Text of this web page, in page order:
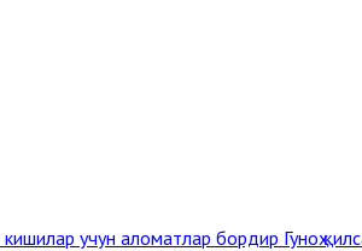
кишилар учун аломатлар бордир Гуноҳ